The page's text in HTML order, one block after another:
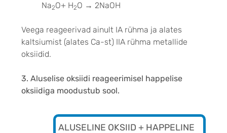
Na2O+ H2O → 2NaOH
Veega reageerivad ainult IA rühma ja alates
kaltsiumist (alates Ca-st) IIA rühma metallide
oksiidid.
3. Aluselise oksiidi reageerimisel happelise
oksiidiga moodustub sool.
ALUSELINE OKSIID + HAPPELINE